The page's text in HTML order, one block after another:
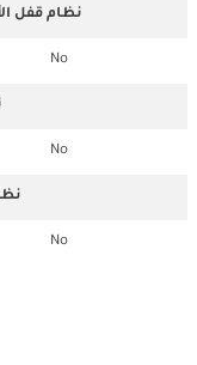
نظام قفل
No
No
No